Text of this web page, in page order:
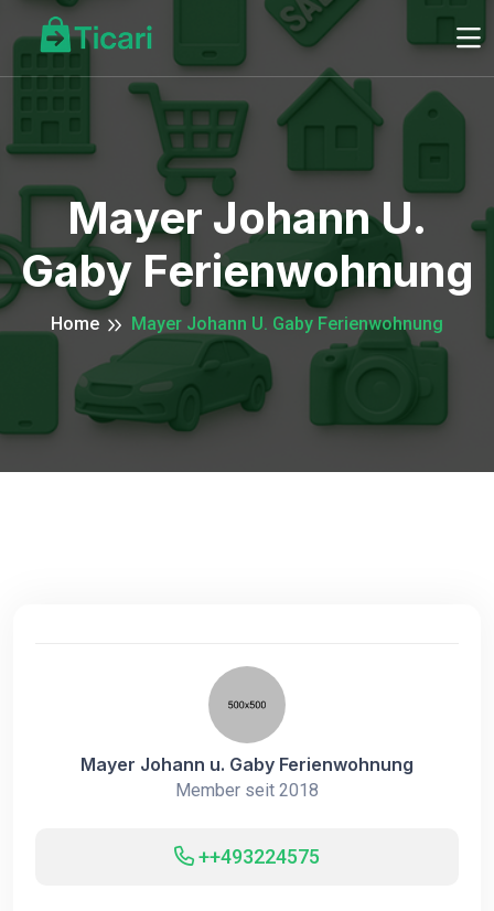
Mayer Johann U.
Gaby Ferienwohnung
Home Mayer Johann U. Gaby Ferienwohnung
Mayer Johann u. Gaby Ferienwohnung
Member seit 2018
++493224575